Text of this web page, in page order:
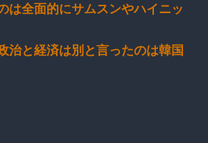
は全面的にサムスンやハイニッ
治と経済は別と言ったのは韓国